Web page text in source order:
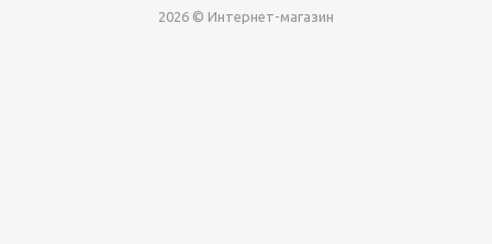
2026 © Интернет-магазин